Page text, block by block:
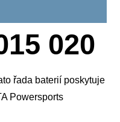
020
řada baterií poskytuje
Powersports